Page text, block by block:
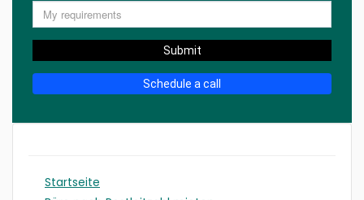
Submit
Schedule a call
Startseite